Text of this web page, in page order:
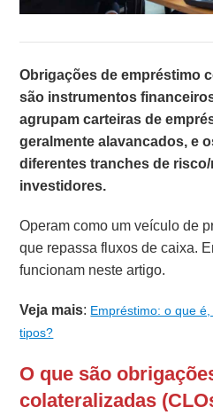
Obrigações de empréstimo
são instrumentos
agrupam carteiras de
geralmente alavancados, e
diferentes tranches de
investidores.
Operam como um veículo de
que repassa fluxos de caixa.
funcionam neste artigo.
Veja mais: Empréstimo: o que
tipos?
O que são
colateralizadas